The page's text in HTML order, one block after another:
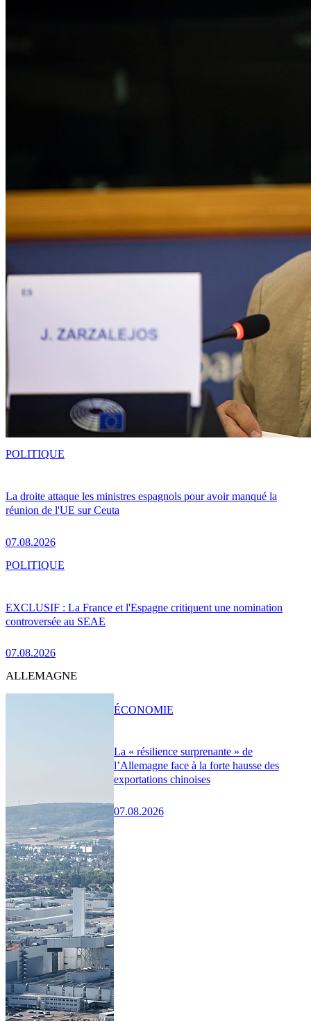
La droite attaque les ministres espagnols pour avoir manqué la
réunion de l'UE sur Ceuta
07.08.2026
POLITIQUE
EXCLUSIF : La France et l'Espagne critiquent une nomination
controversée au SEAE
07.08.2026
POLITIQUE
ALLEMAGNE
La « résilience surprenante » de
l’Allemagne face à la forte hausse des
exportations chinoises
07.08.2026
ÉCONOMIE